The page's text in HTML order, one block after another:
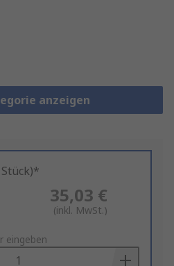
anzeigen
35,03 €
(inkl. MwSt.)
eingeben